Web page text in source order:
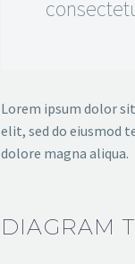
Lorem ipsum dolor
elit, sed do eiusmod
dolore magna aliqua.
DIAGRAM